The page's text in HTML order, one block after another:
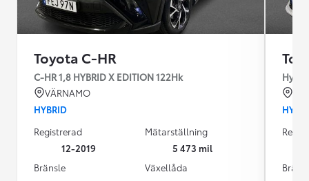
Toyota C-HR
C-HR 1,8 HYBRID X EDITION 122Hk
VÄRNAMO
HYBRID
Registrerad
12-2019
Mätarställning
5 473 mil
Bränsle
Växellåda